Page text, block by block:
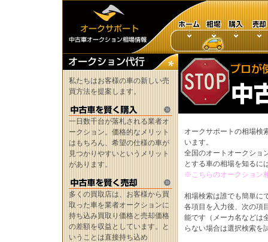
私たちはお客様の車の新しい売
買方法を提案します。
一日数千台が落札される業者オ
ークション。価格的なメリット
はもちろん、希望の仕様の車が
見つかりやすいというメリット
があります。
多くの買取店は、お客様から買
取った車を業者オークションに
持ち込み買取り価格と売却価格
の差額を収益としています。と
いうことは直接持ち込め
オークサポートの相場検
います。
全国のオートオークショ
とする車の相場を知るに
※こちらのオークション
相場検索は誰でも簡単に
各項目を入力後、次の項
能です（メーカ名などは
らない場合は選択検索を